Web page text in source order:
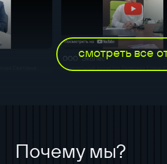
смотреть все
Почему мы?